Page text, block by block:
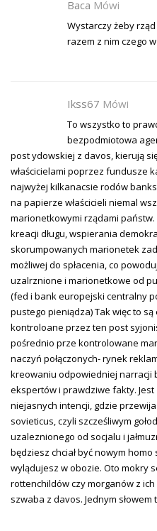
Baca Mówi
Wystarczy żeby
razem z nim czego
Ikss67 Mówi
To wszystko to
bezpodmiotowa
post ydowskiej z davos, kierują
właścicielami poprzez fundusze
najwyżej kilkanacsie rodów
na papierze właścicieli niemal
marionetkowymi rządami
kreacji długu, wspierania
skorumpowanych marionetek
możliwej do spłacenia, co
uzalrznione i marionetkowe od
(fed i bank europejski centralny
pustego pieniądza) Tak więc to są
kontroloane przez ten post
pośrednio prze kontrolowane
naczyń połączonych- rynek
kreowaniu odpowiedniej narracji
ekspertów i prawdziwe fakty.
niejasnych intencji, gdzie
sovieticus, czyli szcześliwym
uzaleznionego od socjalu i
będziesz chciał być nowym
wylądujesz w obozie. Oto mokry
rottenchildów czy morganów z
szwaba z davos. Jednym słowem